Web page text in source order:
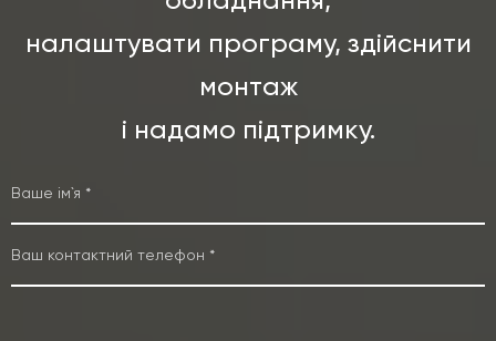
налаштувати програму, здійснити
монтаж
і надамо підтримку.